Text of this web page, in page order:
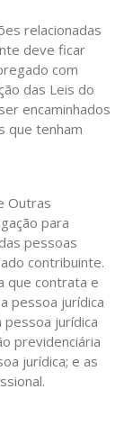
relacionadas
deve ficar
com
das Leis do
encaminhados
que tenham
Outras
para
pessoas
contribuinte.
que contrata e
pessoa jurídica
pessoa jurídica
previdenciária
jurídica; e as